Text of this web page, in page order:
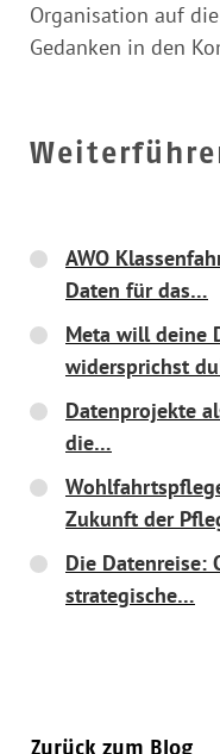
Organisation auf
Gedanken in den
AWO
Daten für das…
Meta will deine
widersprichst
Datenprojekte
die…
Zukunft der
Die Datenreise:
strategische…
Zurück zum Blog